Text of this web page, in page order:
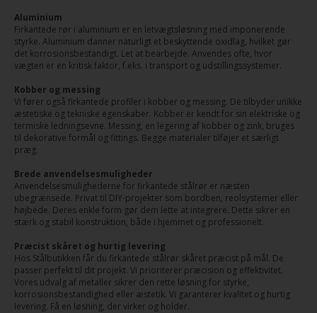
Aluminium
Firkantede rør i aluminium er en letvægtsløsning med imponerende
styrke. Aluminium danner naturligt et beskyttende oxidlag, hvilket gør
det korrosionsbestandigt. Let at bearbejde. Anvendes ofte, hvor
vægten er en kritisk faktor, f.eks. i transport og udstillingssystemer.
Kobber og messing
Vi fører også firkantede profiler i kobber og messing. De tilbyder unikke
æstetiske og tekniske egenskaber. Kobber er kendt for sin elektriske og
termiske ledningsevne. Messing, en legering af kobber og zink, bruges
til dekorative formål og fittings. Begge materialer tilføjer et særligt
præg.
Brede anvendelsesmuligheder
Anvendelsesmulighederne for firkantede stålrør er næsten
ubegrænsede. Privat til DIY-projekter som bordben, reolsystemer eller
højbede. Deres enkle form gør dem lette at integrere. Dette sikrer en
stærk og stabil konstruktion, både i hjemmet og professionelt.
Præcist skåret og hurtig levering
Hos Stålbutikken får du firkantede stålrør skåret præcist på mål. De
passer perfekt til dit projekt. Vi prioriterer præcision og effektivitet.
Vores udvalg af metaller sikrer den rette løsning for styrke,
korrosionsbestandighed eller æstetik. Vi garanterer kvalitet og hurtig
levering. Få en løsning, der virker og holder.